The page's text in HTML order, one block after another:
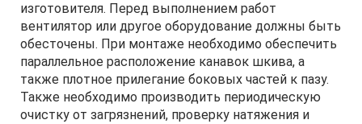
изготовителя. Перед выполнением работ
вентилятор или другое оборудование должны быть
обесточены. При монтаже необходимо обеспечить
параллельное расположение канавок шкива, а
также плотное прилегание боковых частей к пазу.
Также необходимо производить периодическую
очистку от загрязнений, проверку натяжения и